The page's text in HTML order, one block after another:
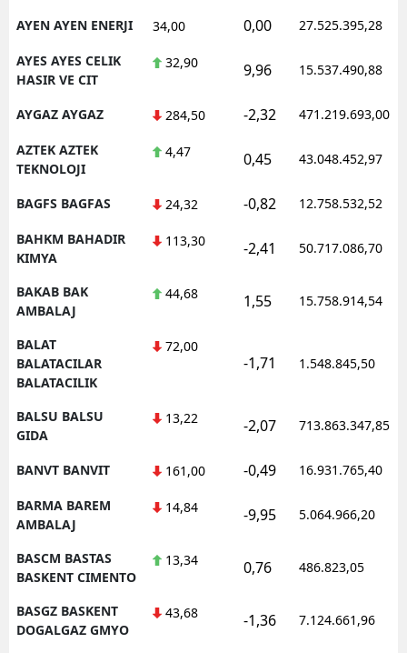
AYEN AYEN ENERJI 34,00 0,00 27.525.395,28
AYES AYES CELIK
HASIR VE CIT
32,90 9,96 15.537.490,88
AYGAZ AYGAZ 284,50 -2,32 471.219.693,00
AZTEK AZTEK
TEKNOLOJI
4,47 0,45 43.048.452,97
BAGFS BAGFAS 24,32 -0,82 12.758.532,52
BAHKM BAHADIR
KIMYA
113,30 -2,41 50.717.086,70
BAKAB BAK
AMBALAJ
44,68 1,55 15.758.914,54
BALAT
BALATACILAR
BALATACILIK
72,00
-1,71 1.548.845,50
BALSU BALSU
GIDA
13,22 -2,07 713.863.347,85
BANVT BANVIT 161,00 -0,49 16.931.765,40
BARMA BAREM
AMBALAJ
14,84 -9,95 5.064.966,20
BASCM BASTAS
BASKENT CIMENTO
13,34 0,76 486.823,05
BASGZ BASKENT
DOGALGAZ GMYO
43,68 -1,36 7.124.661,96